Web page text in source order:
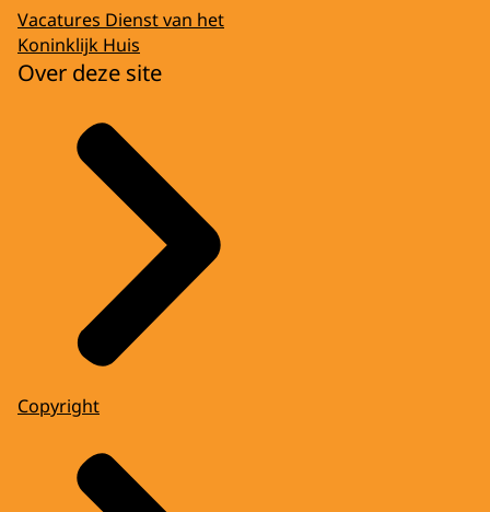
Vacatures Dienst van het
Koninklijk Huis
Over deze site
Copyright